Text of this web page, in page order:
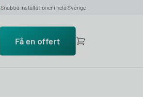
Snabba installationer i hela Sverige
Få en offert